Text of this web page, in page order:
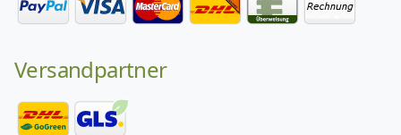
Versandpartner